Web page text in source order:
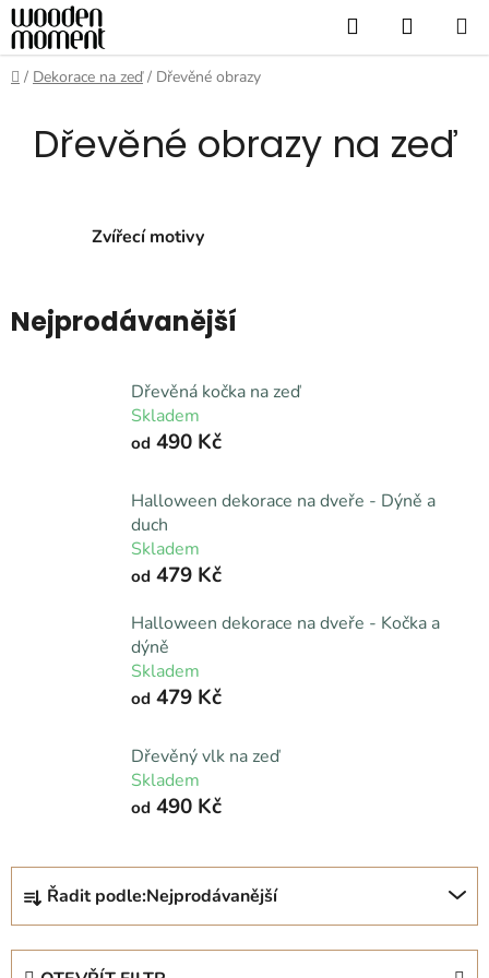
Přejít
na
obsah
Hledat
KOŠÍK
Domů
/ Dekorace na zeď / Dřevěné obrazy
Dřevěné obrazy na zeď
Zvířecí motivy
Nejprodávanější
Dřevěná kočka na zeď
Skladem
od 490 Kč
Halloween dekorace na dveře - Dýně a
duch
Skladem
od 479 Kč
Halloween dekorace na dveře - Kočka a
dýně
Skladem
od 479 Kč
Dřevěný vlk na zeď
Skladem
od 490 Kč
Ř
a
z
e
Řadit podle:Nejprodávanější